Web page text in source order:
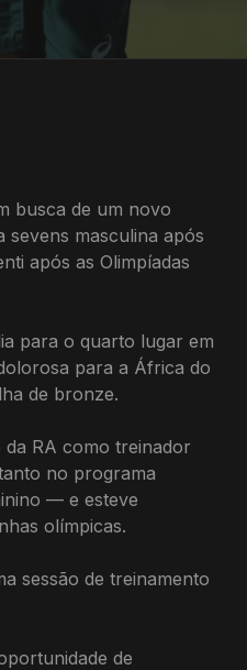
busca de um novo
masculina após
após as Olimpíadas
para o quarto lugar em
para a África do
de bronze.
da RA como treinador
no programa
— e esteve
olímpicas.
sessão de treinamento
de